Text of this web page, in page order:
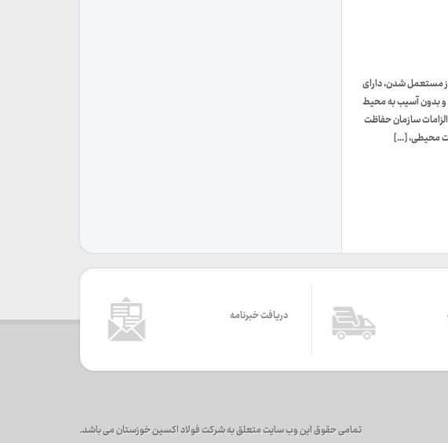
مستعمل شدن، دارای
و بدون آسیب به محیط
سازمان حفاظت
دریافت خبرنامه
تمامی حقوق این وب سایت متعلق به شرکت فولاد اکسین خوزستان می باشد.